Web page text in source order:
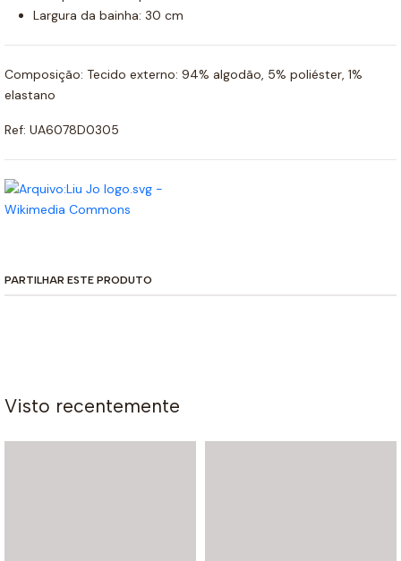
Largura da bainha: 30 cm
Composição: Tecido externo: 94% algodão, 5% poliéster, 1%
elastano
Ref: UA6078D0305
PARTILHAR ESTE PRODUTO
Visto recentemente